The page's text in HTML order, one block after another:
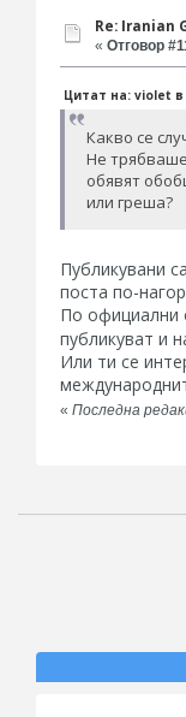
Re: Iranian
« Отговор
Цитат на: violet в
Какво се
Не
обявят
или греша?
Публикувани
поста по-
По официални
публикуват и
Или ти се
« Последна